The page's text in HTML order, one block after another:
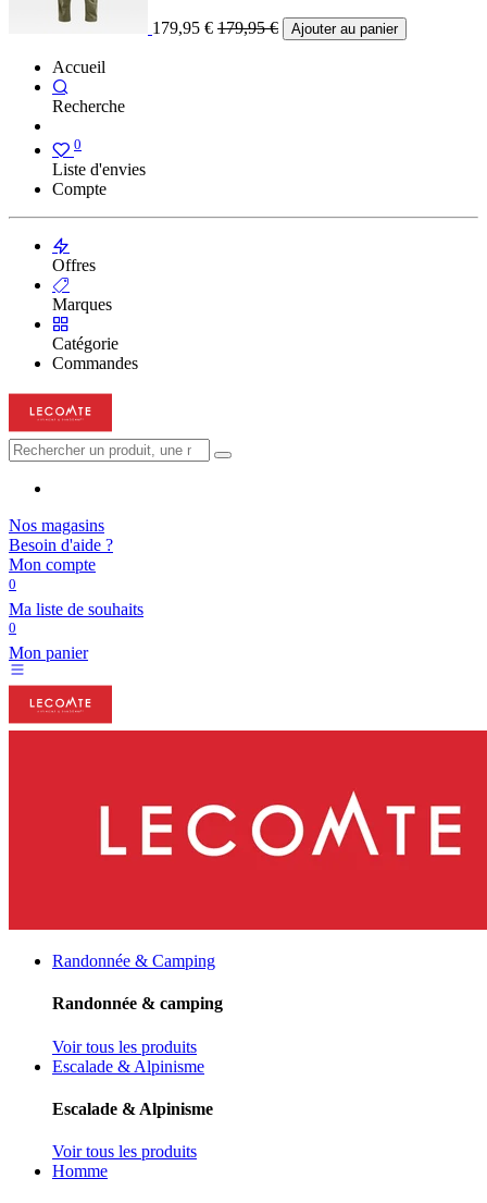
179,95 € 179,95€ Ajouter au panier
Accueil
Recherche
0
Liste d'envies
Compte
Offres
Marques
Catégorie
Commandes
Nos magasins
Besoin d'aide ?
Mon compte
0
Ma liste de souhaits
0
Mon panier
Randonnée & Camping
Randonnée & camping
Voir tous les produits
Escalade & Alpinisme
Escalade & Alpinisme
Voir tous les produits
Homme